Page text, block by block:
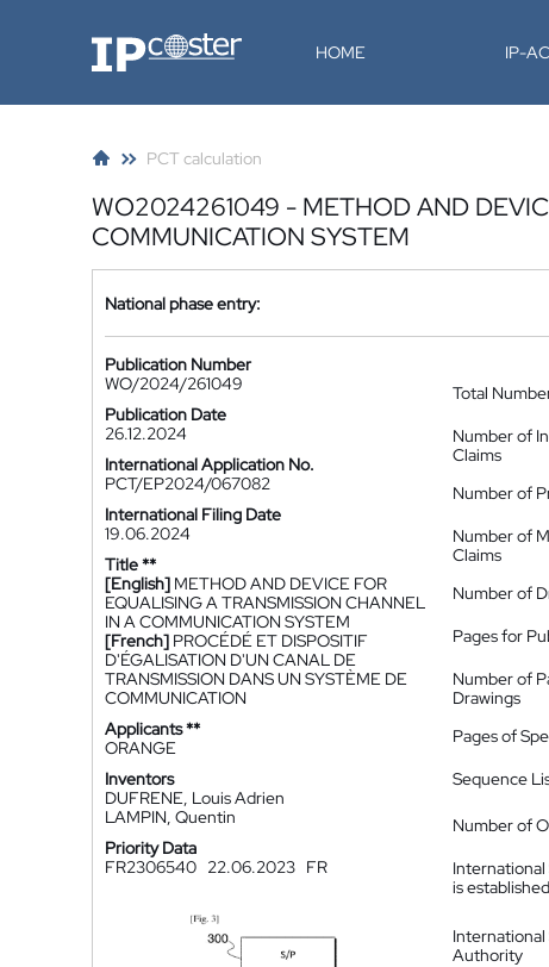
IP-Coster HOME IP-
PCT calculation
WO2024261049 - METHOD AND
COMMUNICATION SYSTEM
National phase entry:
Publication Number
WO/2024/261049
Publication Date
26.12.2024
International Application No.
PCT/EP2024/067082
International Filing Date
19.06.2024
Title **
[English] METHOD AND DEVICE FOR
EQUALISING A TRANSMISSION CHANNEL
IN A COMMUNICATION SYSTEM
[French] PROCÉDÉ ET DISPOSITIF
D'ÉGALISATION D'UN CANAL DE
TRANSMISSION DANS UN SYSTÈME DE
COMMUNICATION
Applicants **
ORANGE
Inventors
DUFRENE, Louis Adrien
LAMPIN, Quentin
Priority Data
FR2306540 22.06.2023 FR
Total
Number of
Claims
Number of
Number of
Claims
Number of
Pages for
Number of
Drawings
Pages of
Sequence
Number of
is established
Authority